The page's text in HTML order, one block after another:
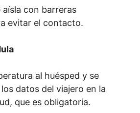
aísla con barreras
evitar el contacto.
al huésped y se
datos del viajero en la
que es obligatoria.